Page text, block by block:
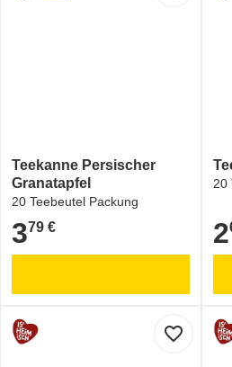
Teekanne Persischer
Granatapfel
20 Teebeutel Packung
3,79 €
379 €
20
2
favorite_border